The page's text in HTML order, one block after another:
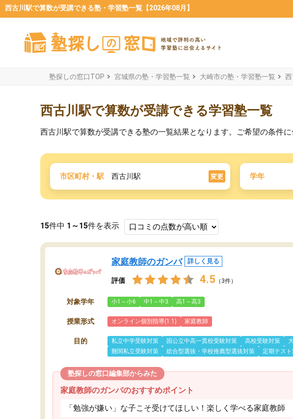
西古川駅で算数が受講できる塾・学習塾一覧【2026年08月】
塾探しの窓口TOP 宮城県の塾・学習塾一覧 大崎市の塾・学習塾一覧
西古川駅で算数が受講できる学習塾一覧
西古川駅で算数が受講できる塾の一覧結果となります。ご希望の条件に
市区町村・駅 西古川駅 変更 学年
15件中 1～15件を表示
家庭教師のガンバ 詳しく見る
評価 4.5 （3件）
対象学年 小1～小6 中1～中3 高1～高3
授業形式 オンライン個別指導(1:1) 家庭教師
目的 私立中学受験対策 国公立中高一貫校受験対策 高校受験対策
難関私立受験対策
総合型選抜・学校推薦型選抜対策 定期テス
塾探しの窓口編集部からみた
家庭教師のガンバのおすすめポイント
「勉強が嫌い」な子こそ受けてほしい！楽しく学べる家庭教師